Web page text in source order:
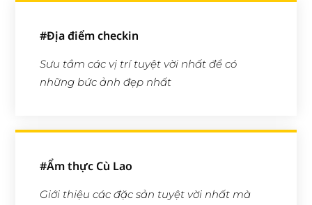
#Địa điểm checkin
Sưu tầm các vị trí tuyệt vời nhất để có
những bức ảnh đẹp nhất
#Ẩm thực Cù Lao
Giới thiệu các đặc sản tuyệt vời nhất mà